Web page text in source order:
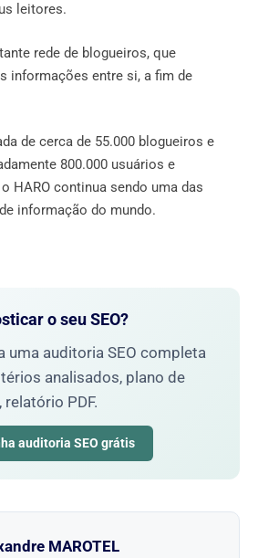
leitores.
rede de blogueiros, que
informações entre si, a fim de
de cerca de 55.000 blogueiros e
800.000 usuários e
HARO continua sendo uma das
informação do mundo.
o seu SEO?
uma auditoria SEO completa
analisados, plano de
PDF.
auditoria SEO grátis
MAROTEL